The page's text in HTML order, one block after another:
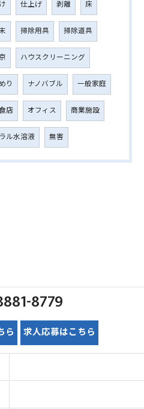
仕上げ 剥離 床
掃除用具 掃除道具
ハウスクリーニング
り ナノバブル 一般家庭
店 オフィス 商業施設
ル水溶液 無害
8779
ら 求人応募はこちら